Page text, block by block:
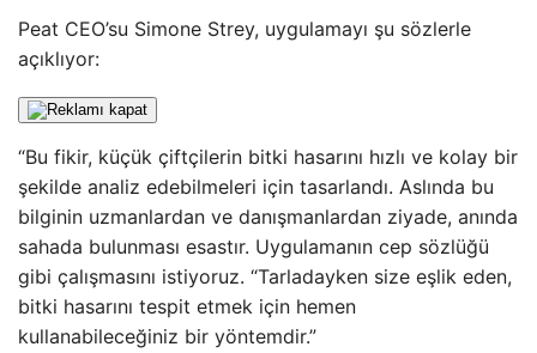
Peat CEO’su Simone Strey, uygulamayı şu sözlerle
açıklıyor:
“Bu fikir, küçük çiftçilerin bitki hasarını hızlı ve kolay bir
şekilde analiz edebilmeleri için tasarlandı. Aslında bu
bilginin uzmanlardan ve danışmanlardan ziyade, anında
sahada bulunması esastır. Uygulamanın cep sözlüğü
gibi çalışmasını istiyoruz. “Tarladayken size eşlik eden,
bitki hasarını tespit etmek için hemen
kullanabileceğiniz bir yöntemdir.”